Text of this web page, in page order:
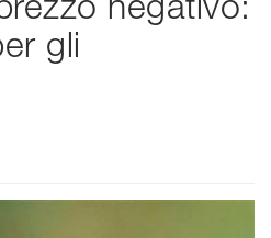
negativo:
gli